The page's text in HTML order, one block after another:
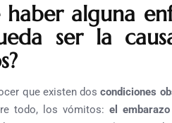
haber alguna
ser la
que existen doscondiciones
todo, los vómitos: el